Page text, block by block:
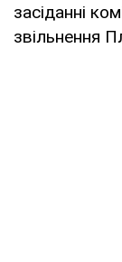
засіданні
звільнення